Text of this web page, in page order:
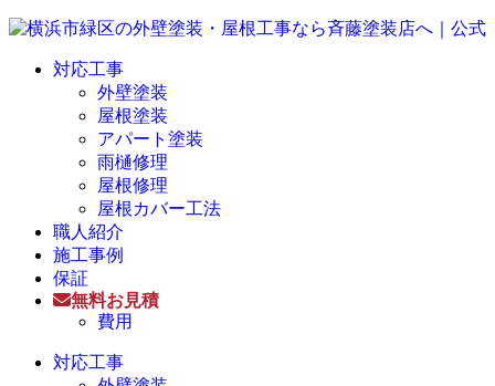
対応工事
外壁塗装
屋根塗装
アパート塗装
雨樋修理
屋根修理
屋根カバー工法
職人紹介
施工事例
保証
無料お見積
費用
対応工事